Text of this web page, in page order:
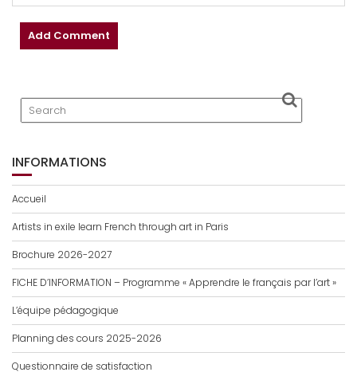
INFORMATIONS
Accueil
Artists in exile learn French through art in Paris
Brochure 2026-2027
FICHE D’INFORMATION – Programme « Apprendre le français par l’art »
L’équipe pédagogique
Planning des cours 2025-2026
Questionnaire de satisfaction